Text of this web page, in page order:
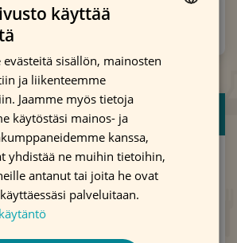
Vyötärönympärys
RAVINTO
KYSYMYS 3/12
ei lasketa mukaan.
syöt vihanneksia, hedelmiä tai
marjoja?
ENGLISH
käyttää
evästeitä sisällön, mainosten
ja liikenteemme
Jaamme myös tietoja
käytöstäsi mainos- ja
kanssa,
yhdistää ne muihin tietoihin,
antanut tai joita he ovat
palveluitaan.